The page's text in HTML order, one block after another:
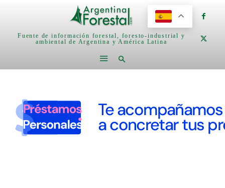
Fuente de información forestal, foresto-industrial y
ambiental de Argentina y América Latina